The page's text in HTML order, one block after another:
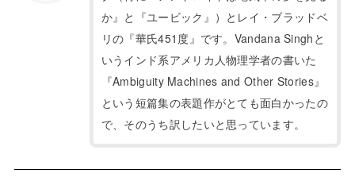
か』と『ユービック』）とレイ・ブラッドベ
リの『華氏451度』です。Vandana Singhと
いうインド系アメリカ人物理学者の書いた
『Ambiguity Machines and Other Stories』
という短篇集の表題作がとても面白かったの
で、そのうち訳したいと思っています。